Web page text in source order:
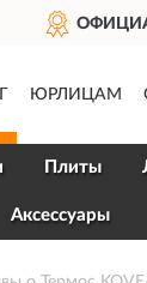
ЮРЛИЦАМ
Плиты
Аксессуары